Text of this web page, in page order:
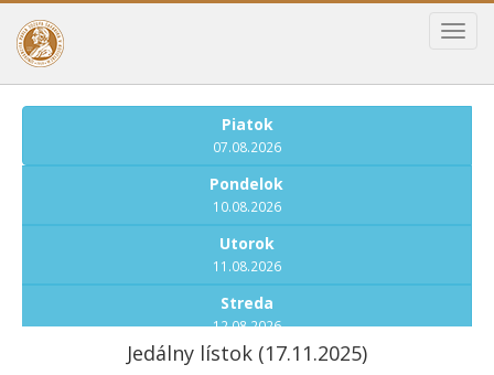
Piatok
07.08.2026
Pondelok
10.08.2026
Utorok
11.08.2026
Streda
12.08.2026
Štvrtok
Jedálny lístok (17.11.2025)